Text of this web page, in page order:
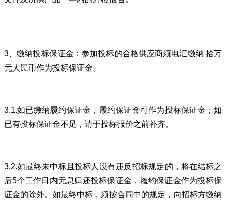
3、缴纳投标保证金：参加投标的合格供应商须电汇缴纳 拾万
元人民币作为投标保证金。
3.1.如已缴纳履约保证金，履约保证金可作为投标保证金；如
已有投标保证金不足，请于投标报价之前补齐。
3.2.如最终未中标且投标人没有违反招标规定的，将在结标之
后5个工作日内无息归还投标保证金，履约保证金作为投标保
证金的除外。如最终中标，须按合同中的规定，向招标方缴纳